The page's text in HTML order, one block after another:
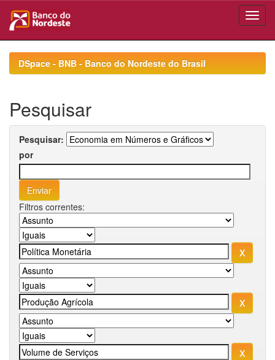
navigationDSpace - BNB - Banco do Nordeste do Brasil
Pesquisar
Pesquisar:
por
Filtros correntes: